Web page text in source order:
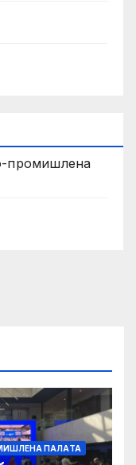
промишлена
ПАЛAТА